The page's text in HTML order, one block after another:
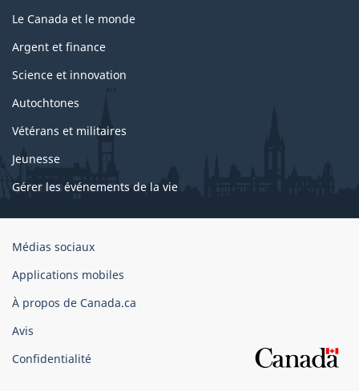
Le Canada et le monde
Argent et finance
Science et innovation
Autochtones
Vétérans et militaires
Jeunesse
Gérer les événements de la vie
Organisation
gouvernement
du
Canada
Médias sociaux
Applications mobiles
À propos de Canada.ca
Avis
Confidentialité